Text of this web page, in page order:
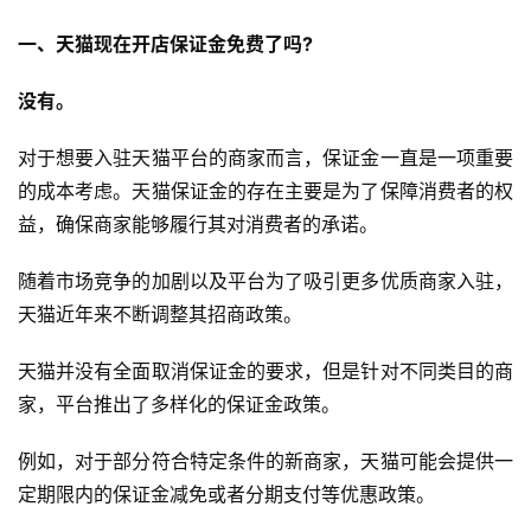
一、天猫现在开店保证金免费了吗?
没有。
对于想要入驻天猫平台的商家而言，保证金一直是一项重要
的成本考虑。天猫保证金的存在主要是为了保障消费者的权
益，确保商家能够履行其对消费者的承诺。
随着市场竞争的加剧以及平台为了吸引更多优质商家入驻，
天猫近年来不断调整其招商政策。
天猫并没有全面取消保证金的要求，但是针对不同类目的商
家，平台推出了多样化的保证金政策。
例如，对于部分符合特定条件的新商家，天猫可能会提供一
定期限内的保证金减免或者分期支付等优惠政策。